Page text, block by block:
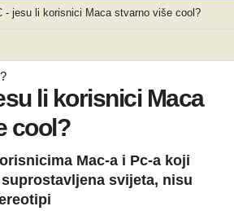
- jesu li korisnici Maca stvarno više cool?
li korisnici Maca
cool?
Mac-a i Pc-a koji
svijeta, nisu